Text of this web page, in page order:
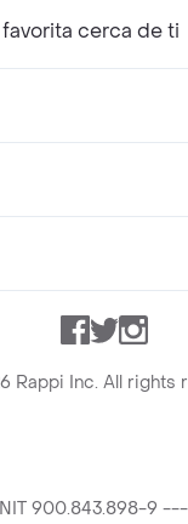
cerca de ti
Facebook
Twitter
Rappi Inc. All rights
900.843.898-9